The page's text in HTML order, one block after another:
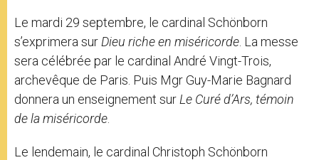
Le mardi 29 septembre, le cardinal Schönborn
s’exprimera sur Dieu riche en miséricorde . La messe
sera célébrée par le cardinal André Vingt-Trois,
archevêque de Paris. Puis Mgr Guy-Marie Bagnard
donnera un enseignement sur Le Curé d’Ars, témoin
de la miséricorde
Le lendemain, le cardinal Christoph Schönborn